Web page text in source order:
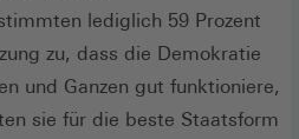
lediglich 59 Prozent
zu, dass die Demokratie
und Ganzen gut funktioniere,
sie für die beste Staatsform